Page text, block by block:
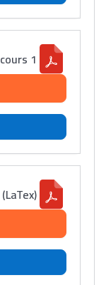
1